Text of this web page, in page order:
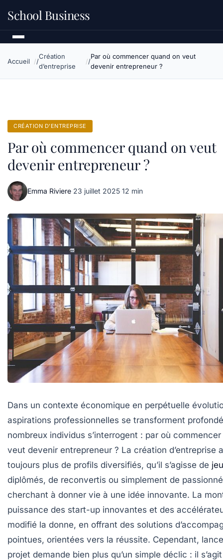
School Business
Accueil
Création
d’entreprise
Par où commencer quand on veut
devenir entrepreneur ?
CRÉATION D’ENTREPRISE
Par où commencer quand on veut
devenir entrepreneur ?
Emma Riviere·23 juillet 2025·12 min
Dans un contexte économique en perpétuelle
aspirations professionnelles se transforment
nombreux individus s’interrogent : par où
veut devenir entrepreneur ? La création d’entreprise
toujours plus de profils diversifiés, qu’il s’agisse de
diplômés, de reconvertis ou simplement de
cherchant à donner vie à une idée innovante. La
puissance des start-up innovantes et des
modifié la donne, en offrant des solutions
pointues, orientées vers la réussite. Cependant,
projet demande bien plus qu’un simple déclic : il s’agit